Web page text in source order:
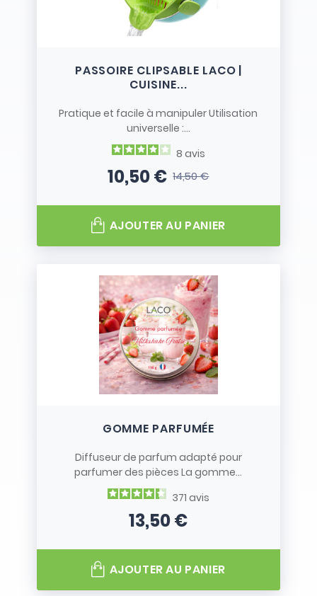
PASSOIRE CLIPSABLE LACO |
CUISINE...
Pratique et facile à manipuler Utilisation
universelle :...
8 avis
Prix
10,50 €Prix de base
14,50 €
AJOUTER AU PANIER
GOMME PARFUMÉE
Diffuseur de parfum adapté pour
parfumer des pièces La gomme...
371 avis
Prix
13,50 €
AJOUTER AU PANIER